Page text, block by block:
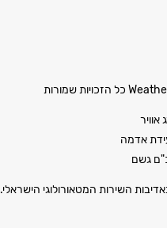
אדמה
גשם
השירות המטאורולוגי הישראלי.